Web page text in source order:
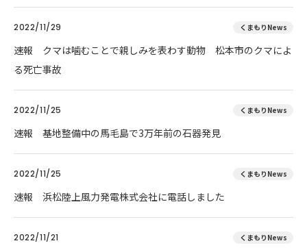
2022/11/29 くまもりNews
速報 クマは噛むことで親しみを表わす動物 松本市のクマによ
る死亡事故
2022/11/25 くまもりNews
速報 基地整備中の馬毛島で3万年前の石器発見
2022/11/25 くまもりNews
速報 浜松陸上風力発電株式会社に電話しました
2022/11/21 くまもりNews